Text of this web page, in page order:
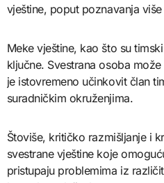
vještine, poput poznavanja
Meke vještine, kao što su
ključne. Svestrana osoba
je istovremeno učinkovit član
suradničkim okruženjima.
Štoviše, kritičko razmišljanje i
svestrane vještine koje
pristupaju problemima iz